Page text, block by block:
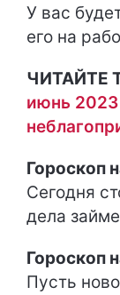
У вас
его на
ЧИТАЙТЕ
июнь 2023
Гороскоп
Сегодня
дела
Гороскоп
Пусть